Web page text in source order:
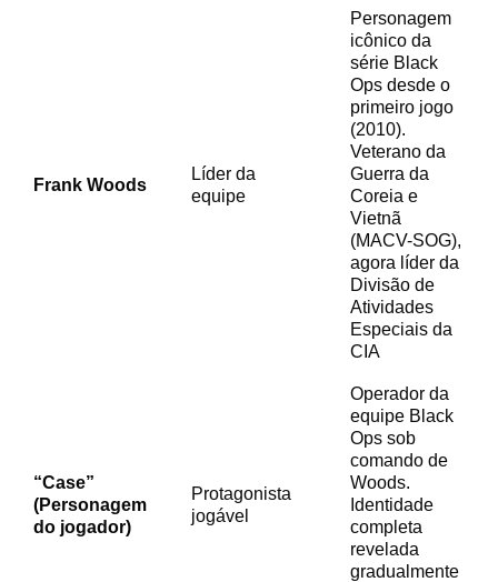
Frank Woods
Líder da
equipe
Personagem
icônico da
série Black
Ops desde o
primeiro jogo
(2010).
Veterano da
Guerra da
Coreia e
Vietnã
(MACV-SOG),
agora líder da
Divisão de
Atividades
Especiais da
CIA
“Case”
(Personagem
do jogador)
Protagonista
jogável
Operador da
equipe Black
Ops sob
comando de
Woods.
Identidade
completa
revelada
gradualmente